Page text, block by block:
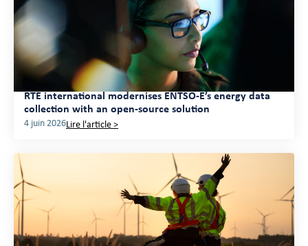
RTE international modernises ENTSO-E’s energy data
collection with an open-source solution
4 juin 2026Lire l'article >